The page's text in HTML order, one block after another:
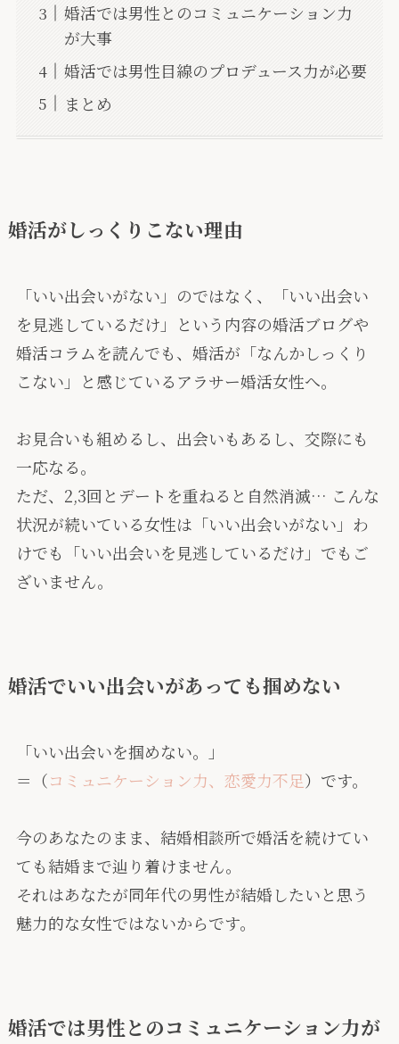
婚活では男性とのコミュニケーション力
が大事
婚活では男性目線のプロデュース力が必要
まとめ
婚活がしっくりこない理由
「いい出会いがない」のではなく、「いい出会い
を見逃しているだけ」という内容の婚活ブログや
婚活コラムを読んでも、婚活が「なんかしっくり
こない 」と感じているアラサー婚活女性へ。
お見合いも組めるし、出会いもあるし、交際にも
一応なる。
ただ、2,3回とデートを重ねると自然消滅… こんな
状況が続いている女性は「いい出会いがない」わ
けでも「いい出会いを見逃しているだけ」でもご
ざいません。
婚活でいい出会いがあっても掴めない
「いい出会いを掴めない。」
＝（コミュニケーション力、恋愛力不足）です。
今のあなたのまま、結婚相談所で婚活を続けてい
ても結婚まで辿り着けません。
それはあなたが同年代の男性が結婚したいと思う
魅力的な女性ではないからです。
婚活では男性とのコミュニケーション力が